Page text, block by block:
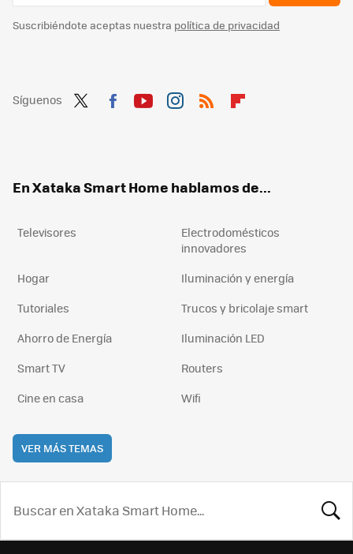
Suscribiéndote aceptas nuestra política de privacidad
Síguenos
En Xataka Smart Home hablamos de...
Televisores
Electrodomésticos
innovadores
Hogar
Iluminación y energía
Tutoriales
Trucos y bricolaje smart
Ahorro de Energía
Iluminación LED
Smart TV
Routers
Cine en casa
Wifi
VER MÁS TEMAS